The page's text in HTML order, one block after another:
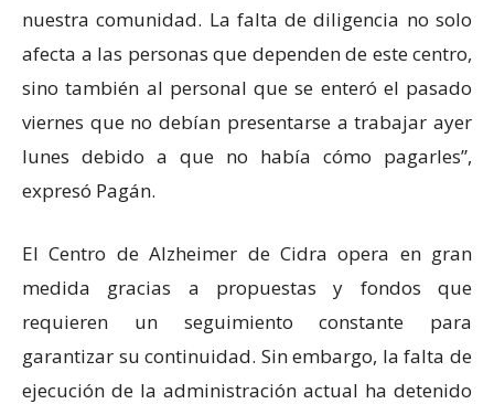
nuestra comunidad. La falta de diligencia no solo
afecta a las personas que dependen de este centro,
sino también al personal que se enteró el pasado
viernes que no debían presentarse a trabajar ayer
lunes debido a que no había cómo pagarles”,
expresó Pagán.
El Centro de Alzheimer de Cidra opera en gran
medida gracias a propuestas y fondos que
requieren un seguimiento constante para
garantizar su continuidad. Sin embargo, la falta de
ejecución de la administración actual ha detenido